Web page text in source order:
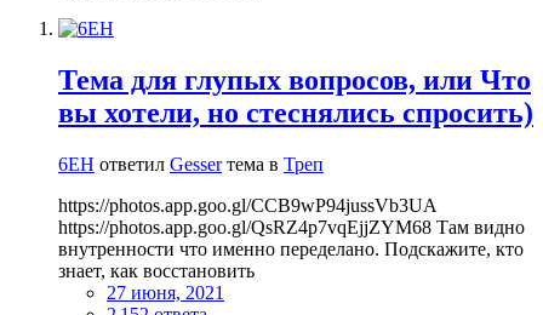
Тема для глупых вопросов, или Что
вы хотели, но стеснялись спросить)
6EH ответил Gesserтема в Треп
https://photos.app.goo.gl/CCB9wP94jussVb3UA
https://photos.app.goo.gl/QsRZ4p7vqEjjZYM68 Там видно
внутренности что именно переделано. Подскажите, кто
знает, как восстановить
27 июня, 2021